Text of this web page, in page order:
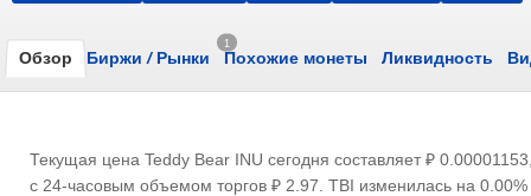
Обзор Биржи /Рынки
1
Похожие монеты Ликвидность
Текущая цена Teddy Bear INU сегодня составляет₽ 0.00001153
с 24-часовым объемом торгов ₽ 2.97 . TBI изменилась на 0.00%